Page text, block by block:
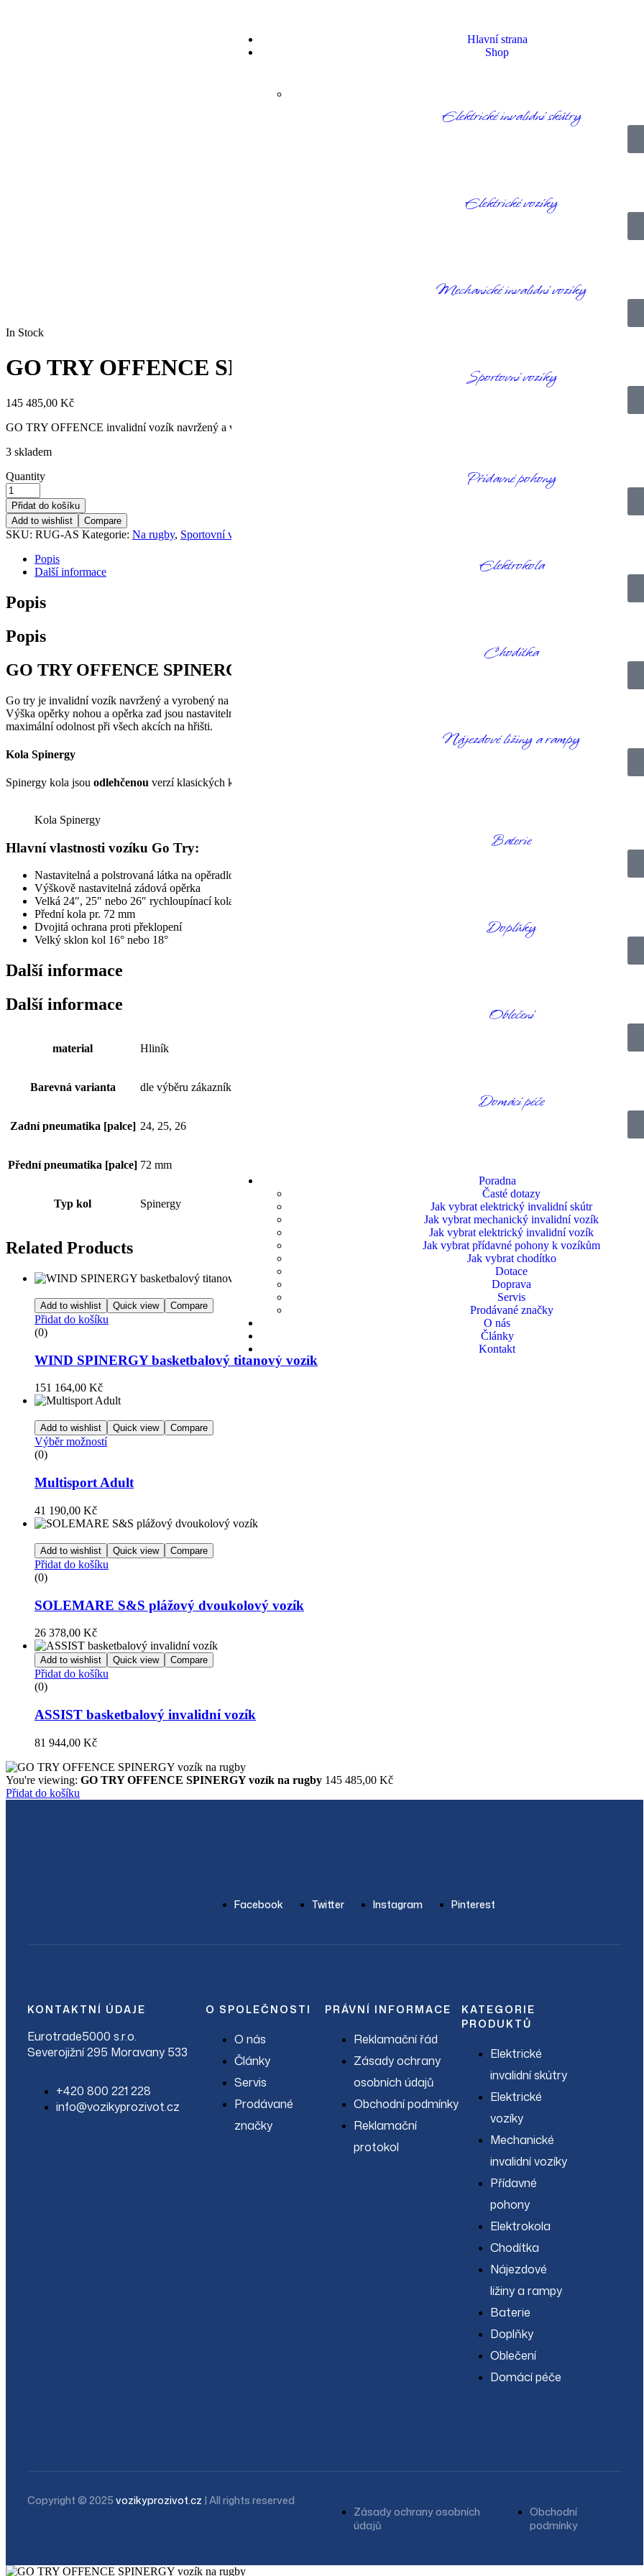
Hlavní strana
Shop
Elektrické invalidní skútry
Elektrické vozíky
Mechanické invalidní vozíky
Sportovní vozíky
Přídavné pohony
Elektrokola
Chodítka
Nájezdové ližiny a rampy
Baterie
Doplňky
Oblečení
Domácí péče
Poradna
Časté dotazy
Jak vybrat elektrický invalidní skútr
Jak vybrat mechanický invalidní vozík
Jak vybrat elektrický invalidní vozík
Jak vybrat přídavné pohony k vozíkům
Jak vybrat chodítko
Dotace
Doprava
Servis
Prodávané značky
O nás
Články
Kontakt
In Stock
GO TRY OFFENCE SPINERGY vozík na rugby
145 485,00 Kč
GO TRY OFFENCE invalidní vozík navržený a vyrobený na hraní rugby pro útočníka v týmu. Vozík má hliníkový rám a zadní kola
3 skladem
Quantity
Přidat do košíku
Add to wishlist
Compare
SKU: RUG-AS Kategorie: Na rugby, Sportovní vozíky
Popis
Další informace
Popis
Popis
GO TRY OFFENCE SPINERGY vozík na rugby
Go try je invalidní vozík navržený a vyrobený na hraní
Výška opěrky nohou a opěrka zad jsou nastavitelné. Vozík je vyráběný na zakázku tak, aby uspokojil potřeby sportovce i na profesionální
maximální odolnost při všech akcích na hřišti.
Kola Spinergy
Spinergy kola jsou odlehčenou verzí klasických kol, mají menší počet paprsků, ale i přesto jsou spolehlivá, elegantní a lehká. Je to skvělý
Kola Spinergy
Hlavní vlastnosti vozíku Go Try:
Nastavitelná a polstrovaná látka na opěradlo
Výškově nastavitelná zádová opěrka
Velká 24″, 25″ nebo 26″ rychloupínací kola
Přední kola pr. 72 mm
Dvojitá ochrana proti překlopení
Velký sklon kol 16° nebo 18°
Další informace
Další informace
material Hliník
Barevná varianta dle výběru zákazníka
Zadní pneumatika [palce] 24, 25, 26
Přední pneumatika [palce] 72 mm
Typ kol Spinergy
Related Products
Add to wishlist Quick view Compare
Přidat do košíku
(0)
WIND SPINERGY basketbalový titanový vozík
151 164,00 Kč
Add to wishlist Quick view Compare
Výběr možností
(0)
Multisport Adult
41 190,00 Kč
Add to wishlist Quick view Compare
Přidat do košíku
(0)
SOLEMARE S&S plážový dvoukolový vozík
26 378,00 Kč
Add to wishlist Quick view Compare
Přidat do košíku
(0)
ASSIST basketbalový invalidní vozík
81 944,00 Kč
You're viewing: GO TRY OFFENCE SPINERGY vozík na rugby 145 485,00 Kč
Přidat do košíku
Facebook Twitter Instagram Pinterest
KONTAKTNÍ ÚDAJE
Eurotrade5000 s.r.o.
Severojižní 295 Moravany 533
+420 800 221 228
info@vozikyprozivot.cz
O SPOLEČNOSTI
O nás
Články
Servis
Prodávané
značky
PRÁVNÍ INFORMACE
Reklamační řád
Zásady ochrany
osobních údajů
Obchodní podmínky
Reklamační
protokol
KATEGORIE
PRODUKTŮ
Elektrické
invalidní skútry
Elektrické
vozíky
Mechanické
invalidní vozíky
Přídavné
pohony
Elektrokola
Chodítka
Nájezdové
ližiny a rampy
Baterie
Doplňky
Oblečení
Domácí péče
Copyright © 2025 vozikyprozivot.cz | All rights reserved
Zásady ochrany osobních
údajů
Obchodní
podmínky